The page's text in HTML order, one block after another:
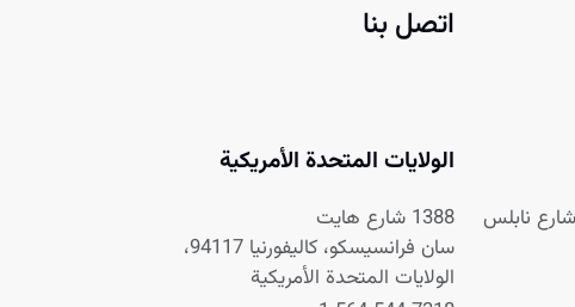
اتصل بنا
الولايات المتحدة الأمريكية
1388 شارع هايت
سان فرانسيسكو، كاليفورنيا 94117،
الولايات المتحدة الأمريكية